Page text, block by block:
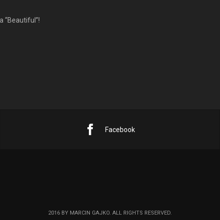
“Beautiful”!
Facebook
2016 BY MARCIN GAJKO. ALL RIGHTS RESERVED.